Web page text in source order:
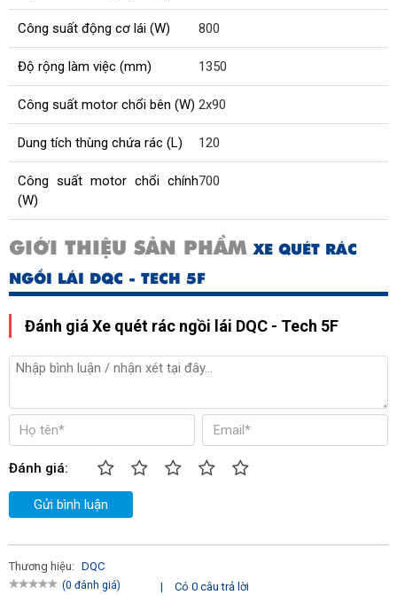
Công suất động cơ lái (W) 800
Độ rộng làm việc (mm) 1350
Công suất motor chổi bên (W) 2x90
Dung tích thùng chứa rác (L) 120
Công suất motor chổi chính
(W)
700
GIỚI THIỆU SẢN PHẨMXE QUÉT RÁC
NGỒI LÁI DQC - TECH 5F
Đánh giá Xe quét rác ngồi lái DQC - Tech 5F
Đánh giá:
Gửi bình luận
Thương hiệu: DQC
(0 đánh giá) |
Có 0 câu trả lời